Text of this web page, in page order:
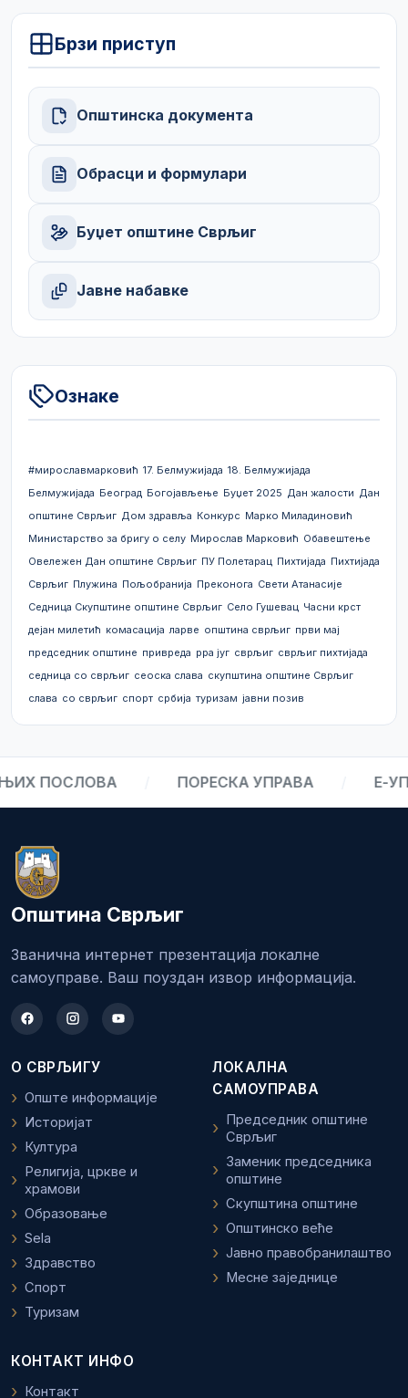
Брзи приступ
Општинска документа
Обрасци и формулари
Буџет општине Сврљиг
Јавне набавке
Ознаке
#мирославмарковић 17. Белмужијада 18. Белмужијада
Белмужијада Београд Богојављење Буџет 2025 Дан жалости Дан
општине Сврљиг Дом здравља Конкурс Марко Миладиновић
Министарство за бригу о селу Мирослав Марковић Обавештење
Овележен Дан општине Сврљиг ПУ Полетарац Пихтијада Пихтијада
Сврљиг Плужина Пољобранија Преконога Свети Атанасије
Седница Скупштине општине Сврљиг Село Гушевац Часни крст
дејан милетић комасација ларве општина сврљиг први мај
председник општине привреда рра југ сврљиг сврљиг пихтијада
седница со сврљиг сеоска слава скупштина општине Сврљиг
слава со сврљиг спорт србија туризам јавни позив
ПОСЛОВА ПОРЕСКА УПРАВА Е-
Општина Сврљиг
Званична интернет презентација локалне
самоуправе. Ваш поуздан извор информација.
О СВРЉИГУ
Опште информације
Историјат
Култура
Религија, цркве и
храмови
Образовање
Sela
Здравство
Спорт
Туризам
ЛОКАЛНА
САМОУПРАВА
Председник општине
Сврљиг
Заменик председника
општине
Скупштина општине
Општинско веће
Јавно правобранилаштво
Месне заједнице
КОНТАКТ ИНФО
Контакт